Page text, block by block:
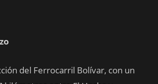
del Ferrocarril Bolívar, con un